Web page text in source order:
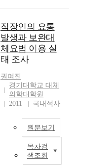
직장인의 요통
발생과 보완대
체요법 이용 실
태 조사
권여진
경기대학교 대체
의학대학원
2011
국내석사
원문보기
목차검
색조회